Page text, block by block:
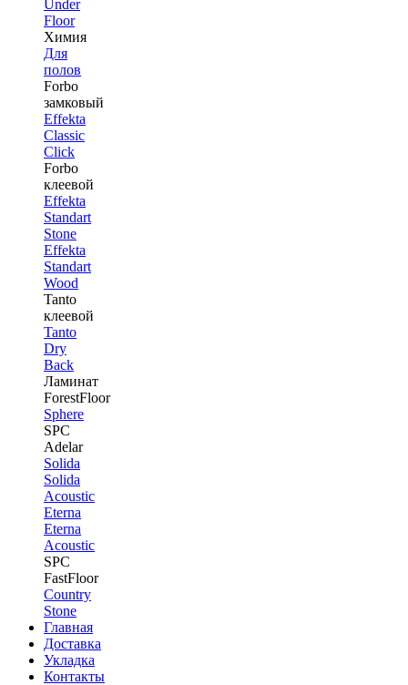
Under
Floor
Химия
Для
полов
Forbo
замковый
Effekta
Classic
Click
Forbo
клеевой
Effekta
Standart
Stone
Effekta
Standart
Wood
Tanto
клеевой
Tanto
Dry
Back
Ламинат
ForestFloor
Sphere
SPC
Adelar
Solida
Solida
Acoustic
Eterna
Eterna
Acoustic
SPC
FastFloor
Country
Stone
Главная
Доставка
Укладка
Контакты